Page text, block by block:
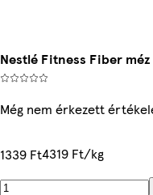
Nestlé Fitness Fiber
Még nem érkezett
1339 Ft4319 Ft/kg